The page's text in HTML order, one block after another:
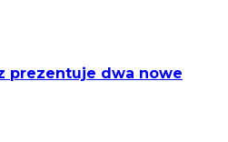
prezentuje dwa nowe